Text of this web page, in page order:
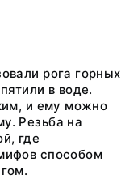
рога горных
в воде.
и ему можно
Резьба на
где
способом